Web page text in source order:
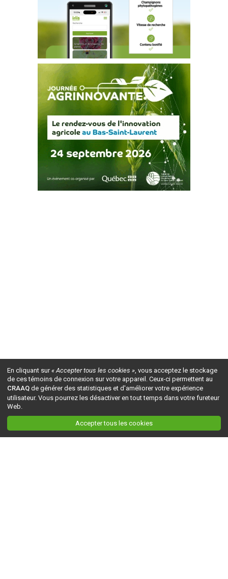
En cliquant sur« Accepter tous les cookies », vous acceptez le stockage
de ces témoins de connexion sur votre appareil. Ceux-ci permettent au
CRAAQ de générer des statistiques et d'améliorer votre expérience
utilisateur. Vous pourrez les désactiver en tout temps dans votre fureteur
Web.
Accepter tous les cookies